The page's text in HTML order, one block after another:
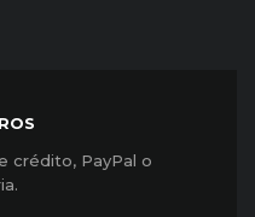
crédito, PayPal o